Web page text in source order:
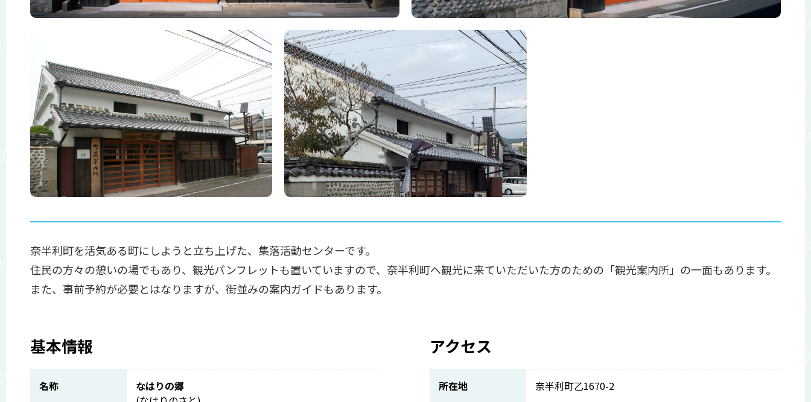
奈半利町を活気ある町にしようと立ち上げた、集落活動センターです。
住民の方々の憩いの場でもあり、観光パンフレットも置いていますので、奈半利町へ観光に来ていただいた方のための「観光案内所」の一面もあります。
また、事前予約が必要とはなりますが、街並みの案内ガイドもあります。
基本情報
名称
なはりの郷
アクセス
所在地 奈半利町乙1670-2